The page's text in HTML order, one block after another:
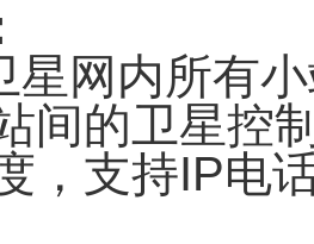
星网内所有
间的卫星控
，支持IP电